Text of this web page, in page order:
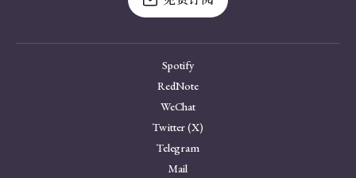
Spotify
RedNote
WeChat
Twitter (X)
Telegram
Mail